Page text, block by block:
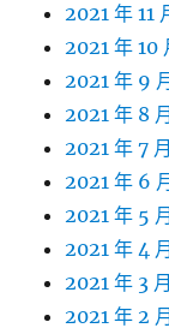
2021 年 11
2021 年 10
2021 年 9 月
2021 年 8 月
2021 年 7 月
2021 年 6 月
2021 年 5 月
2021 年 4 月
2021 年 3 月
2021 年 2 月